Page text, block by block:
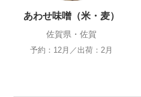
あわせ味噌（米・麦）
佐賀県・佐賀
予約：12月／出荷：2月